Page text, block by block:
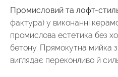
Промисловий та лофт-
фактура) у виконанні
промислова естетика без
бетону. Прямокутна мийка
виглядає переконливо й